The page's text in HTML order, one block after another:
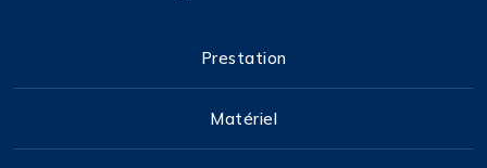
Prestation
Matériel